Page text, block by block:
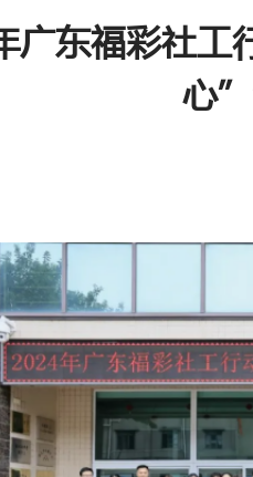
广东福彩社工
心”